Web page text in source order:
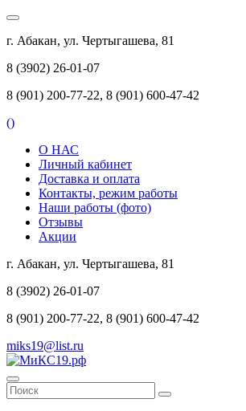
г. Абакан, ул. Чертыгашева, 81
8 (3902) 26-01-07
8 (901) 200-77-22, 8 (901) 600-47-42
()
О НАС
Личный кабинет
Доставка и оплата
Контакты, режим работы
Наши работы (фото)
Отзывы
Акции
г. Абакан, ул. Чертыгашева, 81
8 (3902) 26-01-07
8 (901) 200-77-22, 8 (901) 600-47-42
miks19@list.ru